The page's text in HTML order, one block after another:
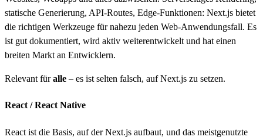
statische Generierung, API-Routes, Edge-Funktionen: Next.js bietet
die richtigen Werkzeuge für nahezu jeden Web-Anwendungsfall. Es
ist gut dokumentiert, wird aktiv weiterentwickelt und hat einen
breiten Markt an Entwicklern.
Relevant füralle – es ist selten falsch, auf Next.js zu setzen.
React / React Native
React ist die Basis, auf der Next.js aufbaut, und das meistgenutzte